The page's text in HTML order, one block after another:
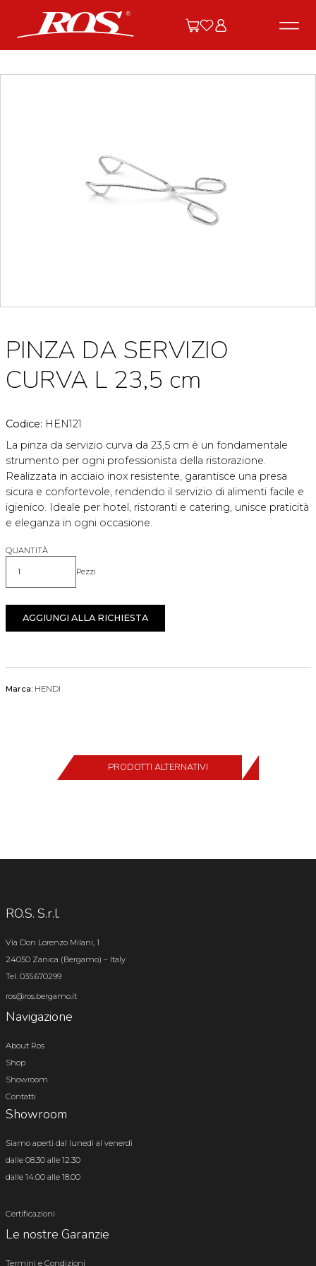
PINZA DA SERVIZIO
CURVA L 23,5 cm
Codice: HEN121
La pinza da servizio curva da 23,5 cm è un fondamentale
strumento per ogni professionista della ristorazione.
Realizzata in acciaio inox resistente, garantisce una presa
sicura e confortevole, rendendo il servizio di alimenti facile e
igienico. Ideale per hotel, ristoranti e catering, unisce praticità
e eleganza in ogni occasione.
QUANTITÀ
Quantità Pezzi
AGGIUNGI ALLA RICHIESTA
Marca: HENDI
PRODOTTI ALTERNATIVI
RO.S. S.r.l.
Via Don Lorenzo Milani, 1
24050 Zanica (Bergamo) – Italy
Tel. 035.670299
ros@ros.bergamo.it
Navigazione
About Ros
Shop
Showroom
Contatti
Showroom
Siamo aperti dal lunedì al venerdì
dalle 08.30 alle 12.30
dalle 14.00 alle 18.00
Certificazioni
Le nostre Garanzie
Termini e Condizioni